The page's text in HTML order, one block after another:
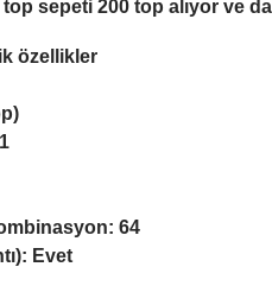
sepeti 200 top alıyor ve
özellikler
64
Evet